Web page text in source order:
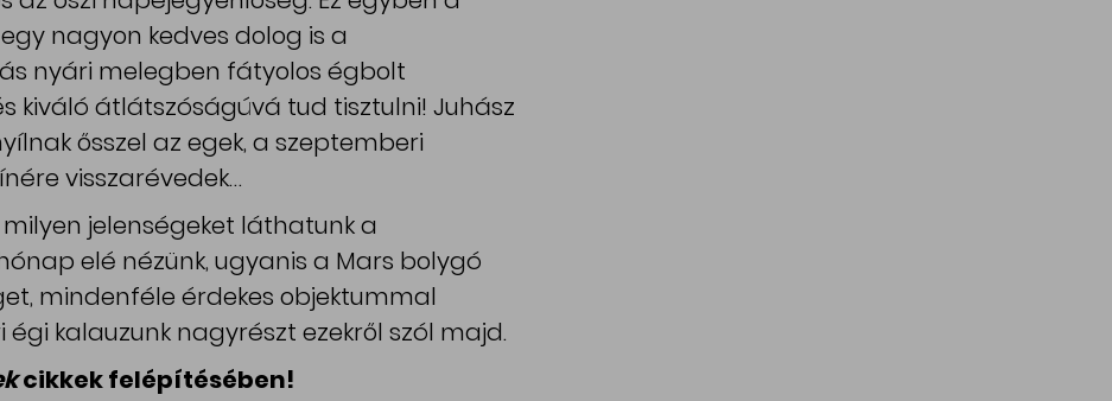
nagyon kedves dolog is a
nyári melegben fátyolos égbolt
kiváló átlátszóságúvá tud tisztulni! Juhász
ősszel az egek, a szeptemberi
visszarévedek…
jelenségeket láthatunk a
elé nézünk, ugyanis a Mars bolygó
mindenféle érdekes objektummal
kalauzunk nagyrészt ezekről szól majd.
cikkek felépítésében!